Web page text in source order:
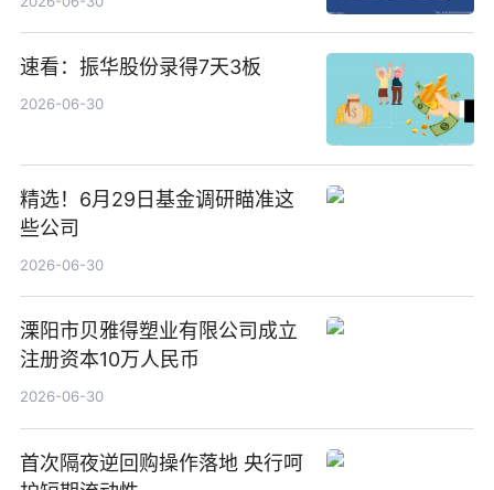
速看：振华股份录得7天3板
2026-06-30
精选！6月29日基金调研瞄准这
些公司
2026-06-30
溧阳市贝雅得塑业有限公司成立
注册资本10万人民币
2026-06-30
首次隔夜逆回购操作落地 央行呵